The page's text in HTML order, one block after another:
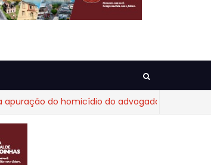
do homicídio do advogado Diego Fraga de